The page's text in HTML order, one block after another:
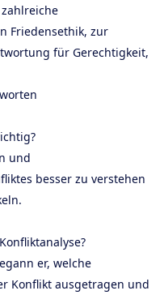
Friedensethik, zur
für Gerechtigkeit,
und
besser zu verstehen
er, welche
Konflikt ausgetragen und